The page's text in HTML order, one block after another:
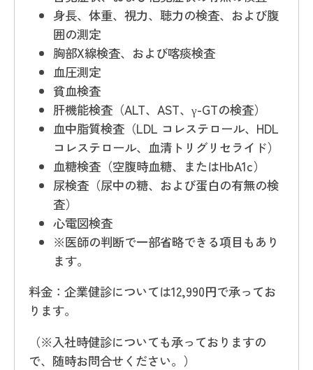
身長、体重、視力、聴力の検査、および腹
囲の測定
胸部X線検査、および喀痰検査
血圧測定
貧血検査
肝機能検査（ALT、AST、γ-GTの検査）
血中脂質検査（LDL コレステロール、HDL
コレステロール、血清トリグリセライド）
血糖検査（空腹時血糖、またはHbA1c）
尿検査（尿中の糖、および蛋白の有無の検
査）
心電図検査
※医師の判断で一部省略できる項目もあり
ます。
料金：企業健診については12,990円で承ってお
ります。
（※入社時健診についても承っておりますの
で、随時お問合せください。）